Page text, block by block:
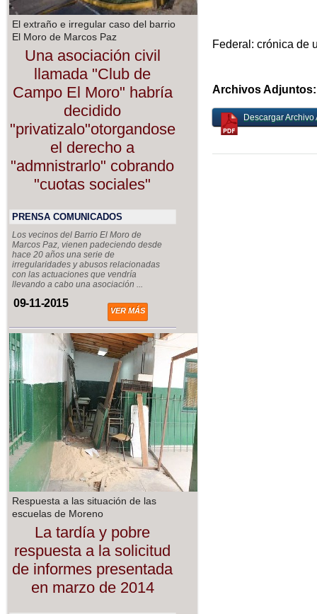
El extraño e irregular caso del barrio
El Moro de Marcos Paz
Una asociación civil
llamada "Club de
Campo El Moro" habría
decidido
"privatizalo"otorgandose
el derecho a
"admnistrarlo" cobrando
"cuotas sociales"
PRENSA COMUNICADOS
Los vecinos del Barrio El Moro de
Marcos Paz, vienen padeciendo desde
hace 20 años una serie de
irregularidades y abusos relacionadas
con las actuaciones que vendría
llevando a cabo una asociación ...
09-11-2015
VER MÁS
Respuesta a las situación de las
escuelas de Moreno
La tardía y pobre
respuesta a la solicitud
de informes presentada
en marzo de 2014
Federal: crónica de
Archivos Adjuntos:
Descargar Archivo